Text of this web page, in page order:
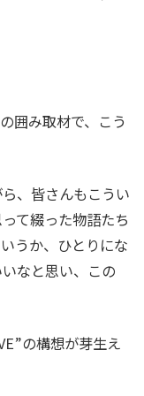
囲み取材で、こう
、皆さんもこうい
て綴った物語たち
うか、ひとりにな
なと思い、この
の構想が芽生え